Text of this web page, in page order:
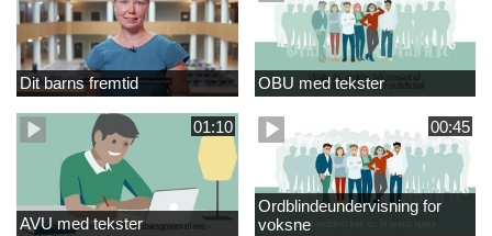
Dit barns fremtid OBU med tekster
01:10
AVU med tekster
00:45
Ordblindeundervisning for
voksne